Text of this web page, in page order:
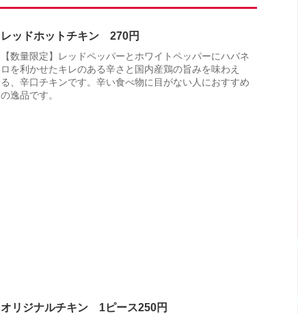
レッドホットチキン 270円
【数量限定】レッドペッパーとホワイトペッパーにハバネ
ロを利かせたキレのある辛さと国内産鶏の旨みを味わえ
る、辛口チキンです。辛い食べ物に目がない人におすすめ
の逸品です。
オリジナルチキン 1ピース250円